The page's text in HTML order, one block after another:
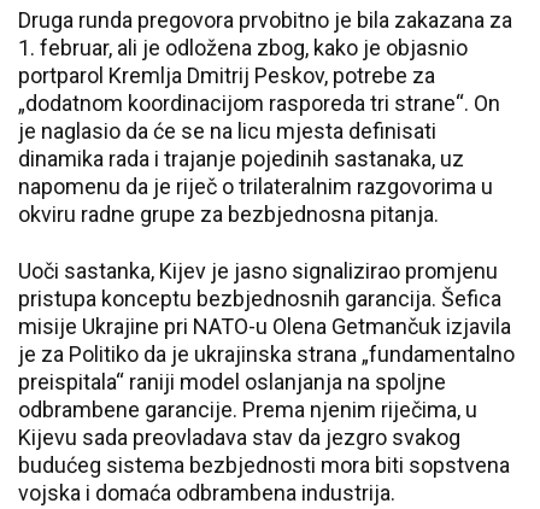
Druga runda pregovora prvobitno je bila zakazana za
1. februar, ali je odložena zbog, kako je objasnio
portparol Kremlja Dmitrij Peskov, potrebe za
„dodatnom koordinacijom rasporeda tri strane“. On
je naglasio da će se na licu mjesta definisati
dinamika rada i trajanje pojedinih sastanaka, uz
napomenu da je riječ o trilateralnim razgovorima u
okviru radne grupe za bezbjednosna pitanja.
Uoči sastanka, Kijev je jasno signalizirao promjenu
pristupa konceptu bezbjednosnih garancija. Šefica
misije Ukrajine pri NATO-u Olena Getmančuk izjavila
je za Politiko da je ukrajinska strana „fundamentalno
preispitala“ raniji model oslanjanja na spoljne
odbrambene garancije. Prema njenim riječima, u
Kijevu sada preovladava stav da jezgro svakog
budućeg sistema bezbjednosti mora biti sopstvena
vojska i domaća odbrambena industrija.